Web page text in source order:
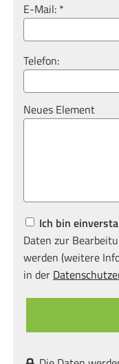
E-Mail: *
Telefon:
Neues Element
Ich bin
Daten zur
werden (weitere
in der